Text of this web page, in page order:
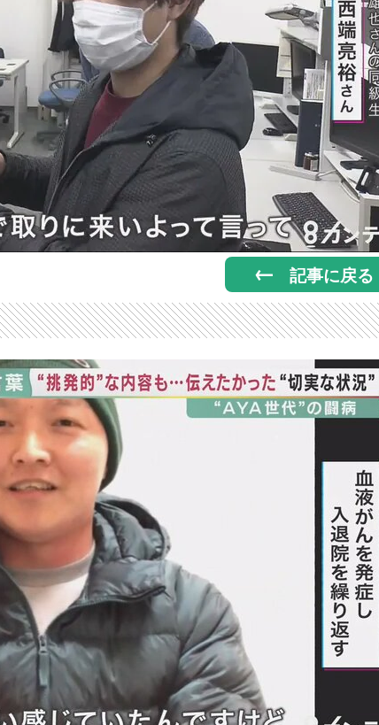
記事に戻る